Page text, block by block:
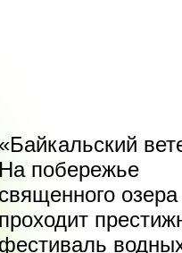
«Байкальский
На побережье
священного озера
проходит
фестиваль